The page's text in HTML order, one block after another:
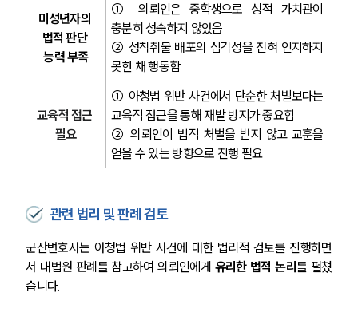
미성년자의
법적 판단
능력 부족
① 의뢰인은 중학생으로 성적 가치관이
충분히 성숙하지 않았음
② 성착취물 배포의 심각성을 전혀 인지하지
못한 채 행동함
교육적 접근
필요
① 아청법 위반 사건에서 단순한 처벌보다는
교육적 접근을 통해 재발 방지가 중요함
② 의뢰인이 법적 처벌을 받지 않고 교훈을
얻을 수 있는 방향으로 진행 필요
관련 법리 및 판례 검토
군산변호사는 아청법 위반 사건에 대한 법리적 검토를 진행하면
서 대법원 판례를 참고하여 의뢰인에게 유리한 법적 논리를 펼쳤
습니다.